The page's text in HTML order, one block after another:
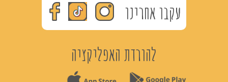
עקבו אחרינו
להורדת האפליקציה